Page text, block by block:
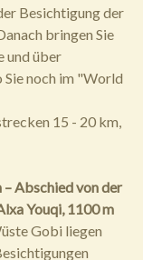
Besichtigung der
bringen Sie
und über
Sie noch im "World
15 - 20 km,
– Abschied von der
Youqi, 1100 m
Gobi liegen